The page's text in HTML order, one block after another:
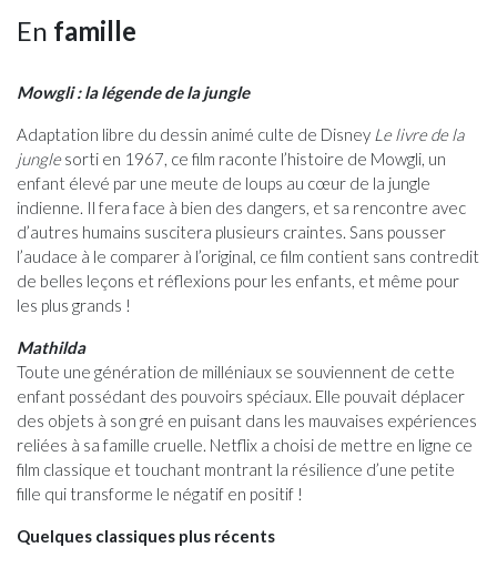
En famille
Mowgli : la légende de la jungle
Adaptation libre du dessin animé culte de Disney Le livre de la
junglesorti en 1967, ce film raconte l’histoire de Mowgli, un
enfant élevé par une meute de loups au cœur de la jungle
indienne. Il fera face à bien des dangers, et sa rencontre avec
d’autres humains suscitera plusieurs craintes. Sans pousser
l’audace à le comparer à l’original, ce film contient sans contredit
de belles leçons et réflexions pour les enfants, et même pour
les plus grands !
Mathilda
Toute une génération de milléniaux se souviennent de cette
enfant possédant des pouvoirs spéciaux. Elle pouvait déplacer
des objets à son gré en puisant dans les mauvaises expériences
reliées à sa famille cruelle. Netflix a choisi de mettre en ligne ce
film classique et touchant montrant la résilience d’une petite
fille qui transforme le négatif en positif !
Quelques classiques plus récents